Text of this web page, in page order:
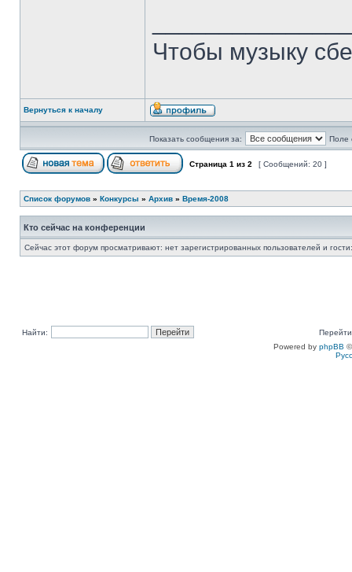
Чтобы музыку
Вернуться к началу
Показать сообщения за: Поле
Страница 1 из 2 [ Сообщений: 20 ]
Список форумов » Конкурсы » Архив » Время-2008
Кто сейчас на конференции
Сейчас этот форум просматривают: нет зарегистрированных пользователей и
Найти:
Powered by phpBB